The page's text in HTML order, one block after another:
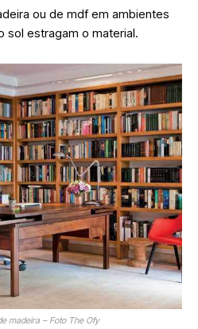
ou de mdf em ambientes
sol estragam o material.
madeira – Foto The Ofy